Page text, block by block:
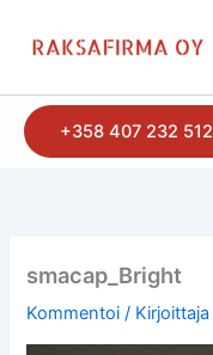
sisältöön
+358 407 232 512
smacap_Bright
Kommentoi / Kirjoittaja